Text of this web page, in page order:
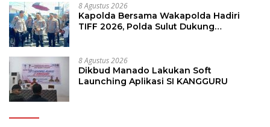
8 Agustus 2026
Kapolda Bersama Wakapolda Hadiri
TIFF 2026, Polda Sulut Dukung
8 Agustus 2026
Dikbud Manado Lakukan Soft
Launching Aplikasi SI KANGGURU